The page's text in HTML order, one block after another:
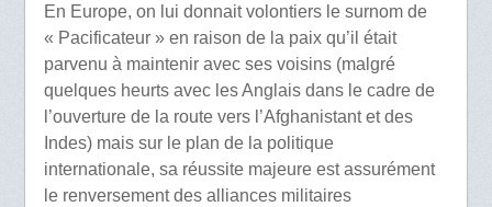
En Europe, on lui donnait volontiers le surnom de
« Pacificateur » en raison de la paix qu’il était
parvenu à maintenir avec ses voisins (malgré
quelques heurts avec les Anglais dans le cadre de
l’ouverture de la route vers l’Afghanistant et des
Indes) mais sur le plan de la politique
internationale, sa réussite majeure est assurément
le renversement des alliances militaires